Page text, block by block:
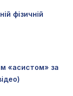
фізичній
«асистом» за